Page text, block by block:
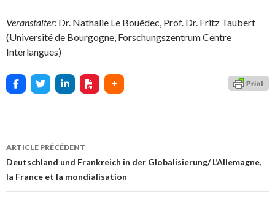
Veranstalter: Dr. Nathalie Le Bouëdec, Prof. Dr. Fritz Taubert
(Université de Bourgogne, Forschungszentrum Centre
Interlangues)
Navigation
des
ARTICLE PRÉCÉDENT
Deutschland und Frankreich in der Globalisierung/ L’Allemagne,
la France et la mondialisation